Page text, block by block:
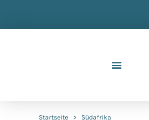
Startseite > Südafrika